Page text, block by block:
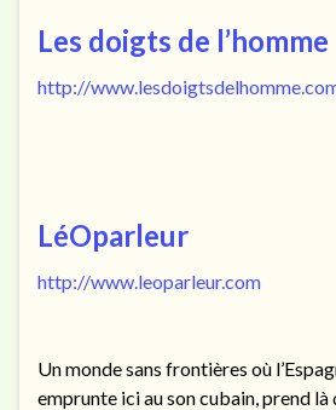
Les doigts de l’homme
http://
LéOparleur
http://www.leoparleur.com
Un monde sans frontières où
emprunte ici au son cubain, prend là